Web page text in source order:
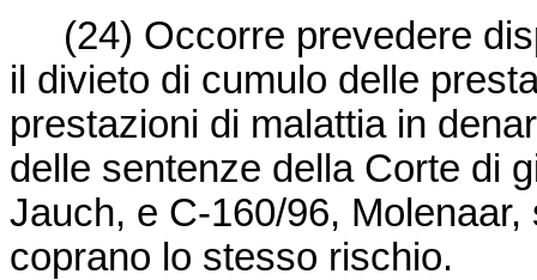
(24) Occorre prevedere
il divieto di cumulo delle
prestazioni di malattia in
delle sentenze della Corte di
Jauch, e C-160/96,
coprano lo stesso rischio.